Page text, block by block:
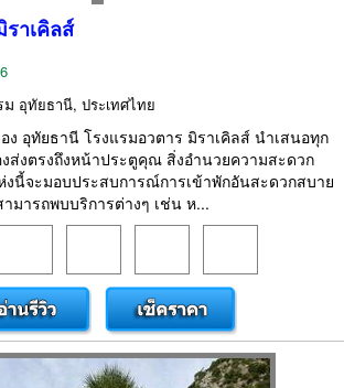
าเคิลส์
ม อุทัยธานี, ประเทศไทย
ง อุทัยธานี โรงแรมอวตาร มิราเคิลส์ นำเสนอทุก
ส่งตรงถึงหน้าประตูคุณ สิ่งอำนวยความสะดวก
นี้จะมอบประสบการณ์การเข้าพักอันสะดวกสบาย
มารถพบบริการต่างๆ เช่น ห...